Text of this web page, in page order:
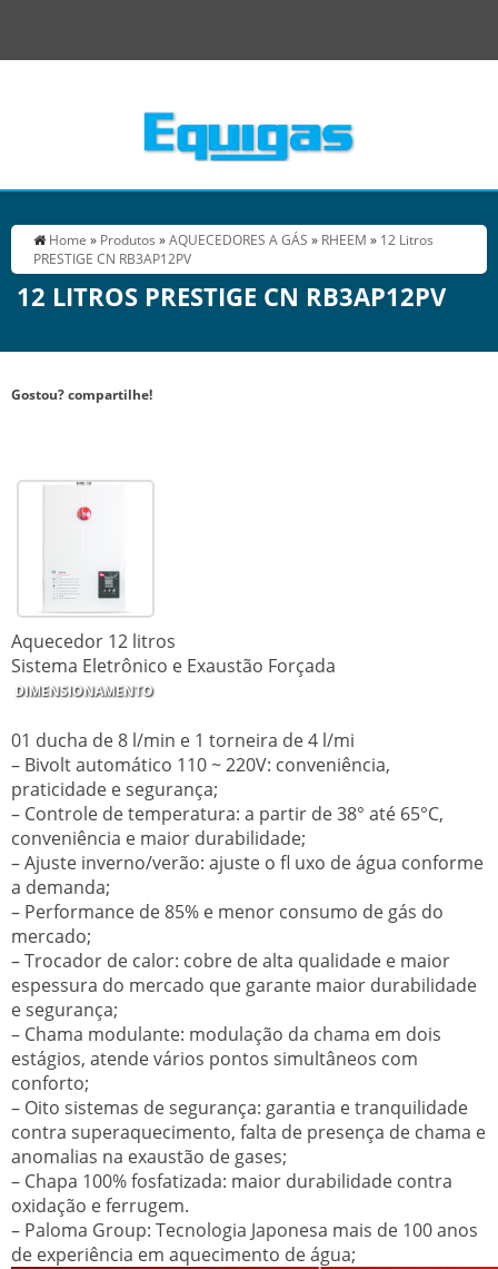
Home » Produtos »AQUECEDORES A GÁS » RHEEM » 12 Litros
PRESTIGE CN RB3AP12PV
12 LITROS PRESTIGE CN RB3AP12PV
Gostou? compartilhe!
Aquecedor 12 litros
Sistema Eletrônico e Exaustão Forçada
DIMENSIONAMENTO
01 ducha de 8 l/min e 1 torneira de 4 l/mi
– Bivolt automático 110 ~ 220V: conveniência,
praticidade e segurança;
– Controle de temperatura: a partir de 38° até 65°C,
conveniência e maior durabilidade;
– Ajuste inverno/verão: ajuste o fl uxo de água conforme
a demanda;
– Performance de 85% e menor consumo de gás do
mercado;
– Trocador de calor: cobre de alta qualidade e maior
espessura do mercado que garante maior durabilidade
e segurança;
– Chama modulante: modulação da chama em dois
estágios, atende vários pontos simultâneos com
conforto;
– Oito sistemas de segurança: garantia e tranquilidade
contra superaquecimento, falta de presença de chama e
anomalias na exaustão de gases;
– Chapa 100% fosfatizada: maior durabilidade contra
oxidação e ferrugem.
– Paloma Group: Tecnologia Japonesa mais de 100 anos
de experiência em aquecimento de água;